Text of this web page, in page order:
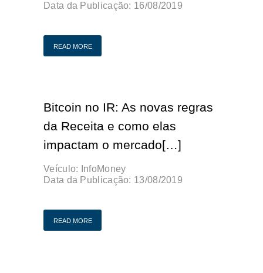
Data da Publicação: 16/08/2019
READ MORE
Bitcoin no IR: As novas regras
da Receita e como elas
impactam o mercado[…]
Veículo: InfoMoney
Data da Publicação: 13/08/2019
READ MORE